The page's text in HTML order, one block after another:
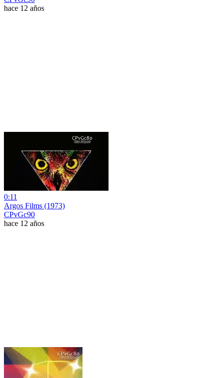
hace 12 años
0:11
Argos Films (1973)
CPvGc90
hace 12 años